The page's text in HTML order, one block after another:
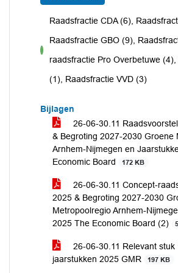
voor
Raadsfractie CDA (6),
Raadsfractie GBO (9),
raadsfractie Pro Overbetuwe
(1), Raadsfractie VVD (3)
Bijlagen
26-06-30.11
& Begroting 2027-2030 Groene
Arnhem-Nijmegen en
Economic Board
172 KB
26-06-30.11 Concept-
2025 & Begroting 2027-2030
Metropoolregio Arnhem-
2025 The Economic Board (2)
26-06-30.11 Relevant stuk
jaarstukken 2025 GMR
197 KB